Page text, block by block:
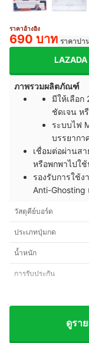
ราคาอ้างอิง
690 บาท ราคาปา
LAZADA
ภาพรวมผลิตภัณฑ์
มีให้เลือก
ชัดเจน ห
ระบบไฟ
บรรยากา
เชื่อมต่อผ่านสา
หรือพกพาไปใ
รองรับการใช้
Anti-
วัสดุคีย์บอร์ด
ประเภทปุ่มกด
น้ำหนัก
การรับประกัน
ดูรา